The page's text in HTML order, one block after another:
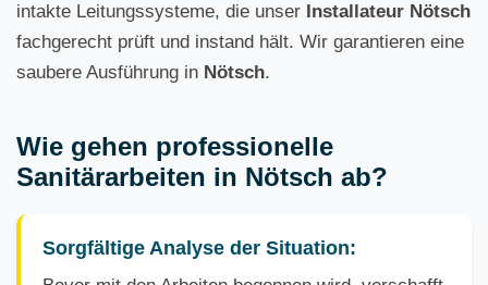
intakte Leitungssysteme, die unser Installateur Nötsch
fachgerecht prüft und instand hält. Wir garantieren eine
saubere Ausführung in Nötsch.
Wie gehen professionelle
Sanitärarbeiten in Nötsch ab?
Sorgfältige Analyse der Situation: